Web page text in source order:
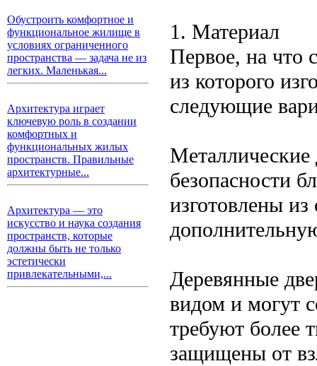
Обустроить комфортное и
функциональное жилище в
условиях ограниченного
пространства — задача не из
легких. Маленькая...
Архитектура играет
ключевую роль в создании
комфортных и
функциональных жилых
пространств. Правильные
архитектурные...
Архитектура — это
искусство и наука создания
пространств, которые
должны быть не только
эстетически
привлекательными,...
1. Материал
Первое, на что
из которого
следующие
безопасности
изготовлены
Деревянные
видом и могут
требуют более
защищены от